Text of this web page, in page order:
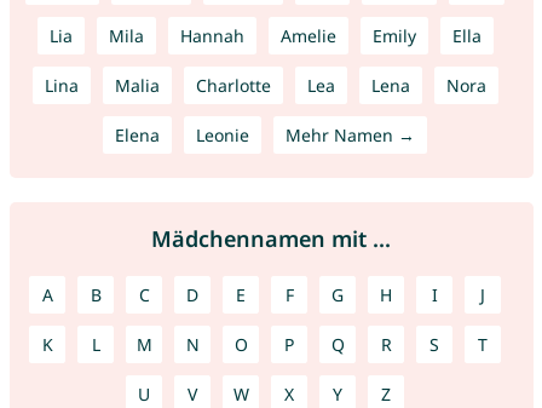
Lia Mila Hannah Amelie Emily Ella
Lina Malia Charlotte Lea Lena Nora
Elena Leonie Mehr Namen →
Mädchennamen mit ...
A B C D E F G H I J
K L M N O P Q R S T
U V W X Y Z